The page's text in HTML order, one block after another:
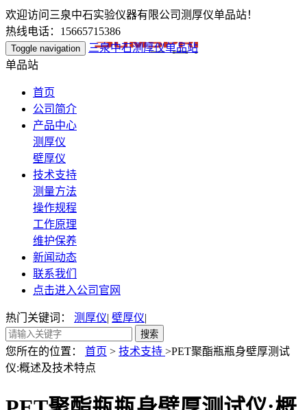
欢迎访问三泉中石实验仪器有限公司测厚仪单品站！
热线电话：15665715386
Toggle navigation
三泉中石测厚仪单品站
单品站
首页
公司简介
产品中心
测厚仪
壁厚仪
技术支持
测量方法
操作规程
工作原理
维护保养
新闻动态
联系我们
点击进入公司官网
热门关键词： 测厚仪| 壁厚仪|
您所在的位置： 首页 > 技术支持 >PET聚酯瓶瓶身壁厚测试
仪:概述及技术特点